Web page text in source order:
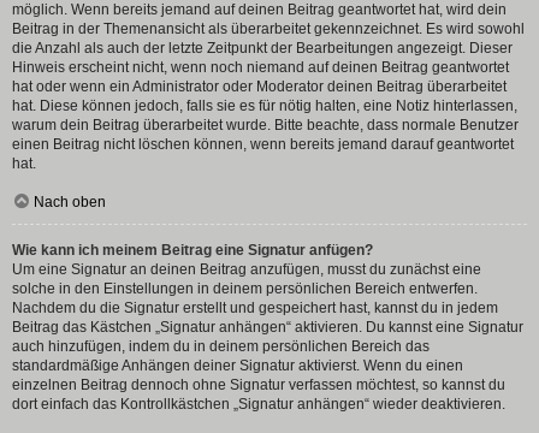
möglich. Wenn bereits jemand auf deinen Beitrag geantwortet hat, wird dein
Beitrag in der Themenansicht als überarbeitet gekennzeichnet. Es wird sowohl
die Anzahl als auch der letzte Zeitpunkt der Bearbeitungen angezeigt. Dieser
Hinweis erscheint nicht, wenn noch niemand auf deinen Beitrag geantwortet
hat oder wenn ein Administrator oder Moderator deinen Beitrag überarbeitet
hat. Diese können jedoch, falls sie es für nötig halten, eine Notiz hinterlassen,
warum dein Beitrag überarbeitet wurde. Bitte beachte, dass normale Benutzer
einen Beitrag nicht löschen können, wenn bereits jemand darauf geantwortet
hat.
Nach oben
Wie kann ich meinem Beitrag eine Signatur anfügen?
Um eine Signatur an deinen Beitrag anzufügen, musst du zunächst eine
solche in den Einstellungen in deinem persönlichen Bereich entwerfen.
Nachdem du die Signatur erstellt und gespeichert hast, kannst du in jedem
Beitrag das Kästchen „Signatur anhängen“ aktivieren. Du kannst eine Signatur
auch hinzufügen, indem du in deinem persönlichen Bereich das
standardmäßige Anhängen deiner Signatur aktivierst. Wenn du einen
einzelnen Beitrag dennoch ohne Signatur verfassen möchtest, so kannst du
dort einfach das Kontrollkästchen „Signatur anhängen“ wieder deaktivieren.